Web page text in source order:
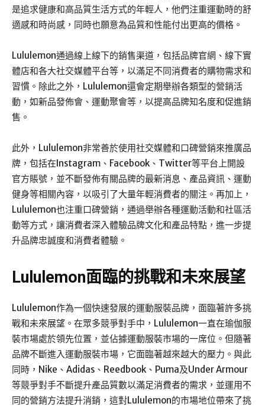
是追求健康和高品質生活方式的年輕人，他們注重運動時的舒
適感和時尚感，同時也願意為品質和性能付出更高的價格。
Lululemon通過線上線下的銷售渠道，包括品牌官網、線下實
體店和各大社交媒體平台等，以滿足不同消費者的購物需求和
習慣。除此之外，Lululemon還會定期舉辦各類型的營銷活
動，如新品發佈會、運動聚會等，以提高品牌知名度和促進銷
售。
此外，Lululemon非常善於使用社交媒體和口碑營銷來推廣品
牌，包括在Instagram、Facebook、Twitter等平台上開設
官方賬號，並不斷發佈有關品牌的最新消息、產品資訊、運動
健身等相關內容，以吸引了大量年輕消費者的關注。再加上，
Lululemon也注重口碑營銷，通過舉辦各種運動活動和社區活
動等方式，讓消費者深入體驗品牌文化和產品特點，進一步提
升品牌忠誠度和消費者體驗。
Lululemon面臨的挑戰和未來展望
Lululemon作為一個快速發展的運動服裝品牌，面臨著許多挑
戰和未來展望。在眾多競爭對手中，Lululemon一直在瑜伽服
裝市場處於領先位置，並佔據運動服裝市場的一席位。但隨著
品牌不斷進入運動服裝市場，它面臨著越來越大的壓力。與此
同時，Nike、Adidas、Reedbook、Puma及Under Armour
等競爭對手不斷提升產品質數以滿足消費者的需求，並運用不
同的營銷方法提升消銷，這對Lululemon的市場地位帶來了挑